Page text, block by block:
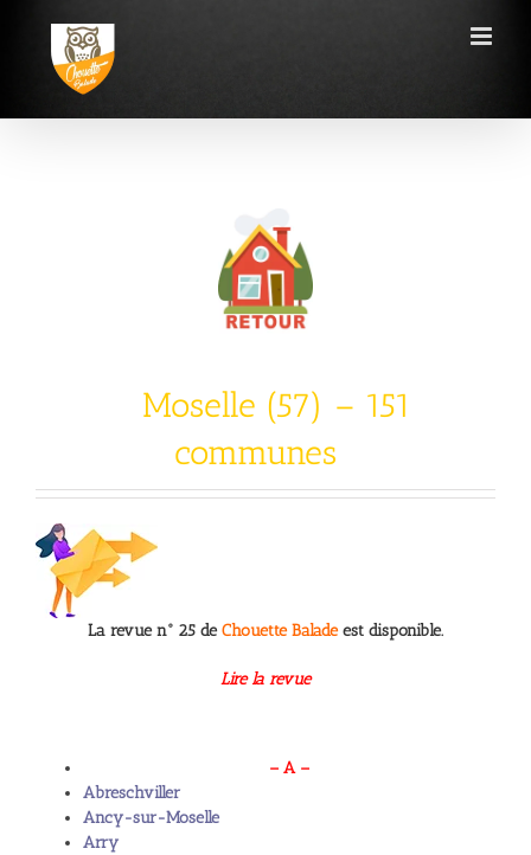
contenu
Moselle (57) – 151
communes
La revue n° 25 deChouette Baladeest disponible.
Lire la revue
– A –
Abreschviller
Ancy-sur-Moselle
Arry